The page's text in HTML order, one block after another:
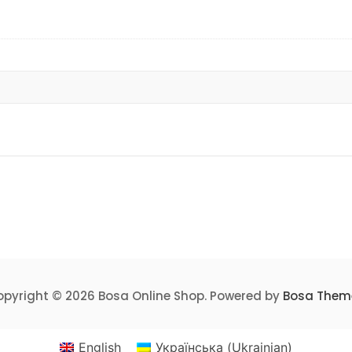
© 2026 Bosa Online Shop. Powered by Bosa
English Українська (Ukrainian)